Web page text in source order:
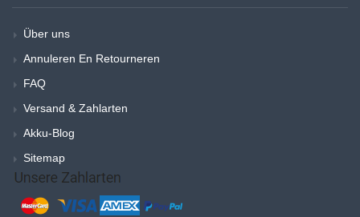
Über uns
Annuleren En Retourneren
FAQ
Versand & Zahlarten
Akku-Blog
Sitemap